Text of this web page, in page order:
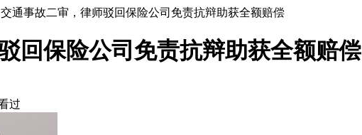
交通事故二审，律师驳回保险公司免责抗辩助获全额赔偿
回保险公司免责抗辩助获全额赔偿
过